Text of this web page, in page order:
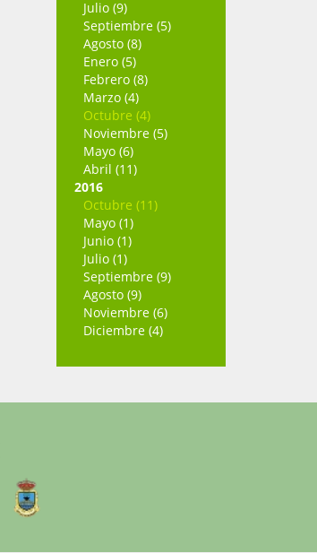
Julio (9)
Septiembre (5)
Agosto (8)
Enero (5)
Febrero (8)
Marzo (4)
Octubre (4)
Noviembre (5)
Mayo (6)
Abril (11)
2016
Octubre (11)
Mayo (1)
Junio (1)
Julio (1)
Septiembre (9)
Agosto (9)
Noviembre (6)
Diciembre (4)